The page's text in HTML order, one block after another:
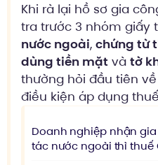
Khi rà lại hồ sơ gia
tra trước 3 nhóm giấy
nước ngoài, chứng từ
dùng tiền mặt và tờ
thường hỏi đầu tiên
điều kiện áp dụng
Doanh nghiệp nhận
tác nước ngoài thì thuế